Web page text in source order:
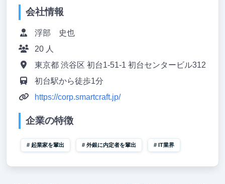
会社情報
浮部 史也
20 人
東京都 渋谷区 初台1-51-1 初台センタービル312
初台駅から徒歩1分
https://corp.smartcraft.jp/
企業の特徴
起業家を輩出 外銀に内定者を輩出 IT業界